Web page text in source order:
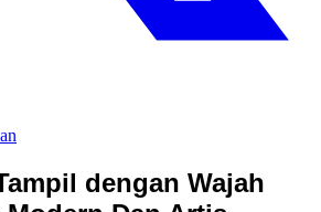
an
dengan Wajah